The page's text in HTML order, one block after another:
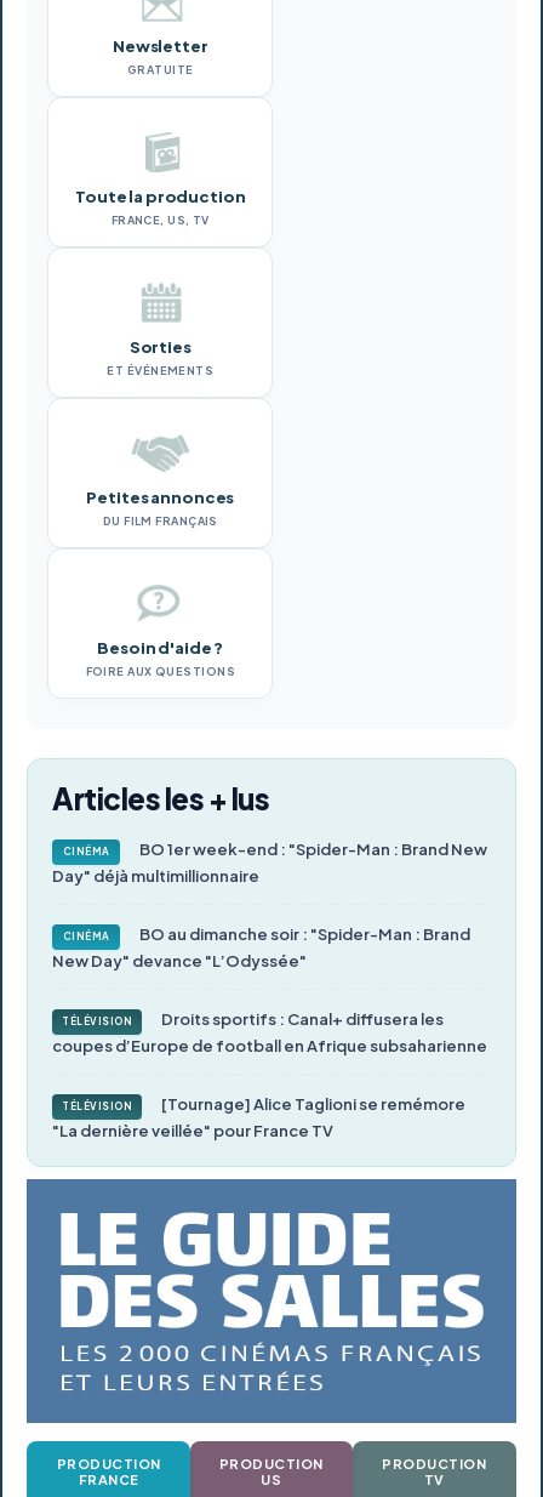
Newsletter
GRATUITE
Toute la production
FRANCE, US, TV
Sorties
ET ÉVÉNEMENTS
Petites annonces
DU FILM FRANÇAIS
Besoin d'aide ?
FOIRE AUX QUESTIONS
Articles les + lus
CINÉMA
BO 1er week-end : "Spider-Man : Brand New
Day" déjà multimillionnaire
CINÉMA
BO au dimanche soir : "Spider-Man : Brand
New Day" devance "L’Odyssée"
TÉLÉVISION
Droits sportifs : Canal+ diffusera les
coupes d’Europe de football en Afrique subsaharienne
TÉLÉVISION
[Tournage] Alice Taglioni se remémore
"La dernière veillée" pour France TV
PRODUCTION
FRANCE
PRODUCTION
US
PRODUCTION
TV